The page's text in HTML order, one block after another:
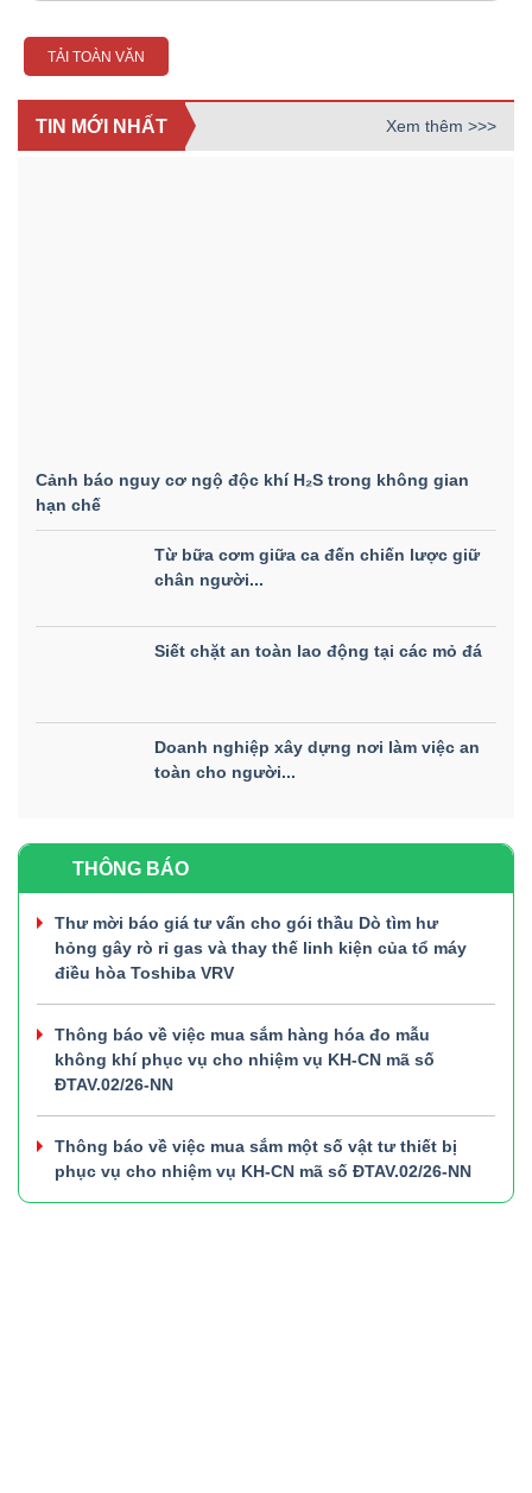
TẢI TOÀN VĂN
TIN MỚI NHẤT Xem thêm >>>
Cảnh báo nguy cơ ngộ độc khí H₂S trong không gian
hạn chế
Từ bữa cơm giữa ca đến chiến lược giữ
chân người...
Siết chặt an toàn lao động tại các mỏ đá
Doanh nghiệp xây dựng nơi làm việc an
toàn cho người...
THÔNG BÁO
Thư mời báo giá tư vấn cho gói thầu Dò tìm hư
hỏng gây rò rỉ gas và thay thế linh kiện của tổ máy
điều hòa Toshiba VRV
Thông báo về việc mua sắm hàng hóa đo mẫu
không khí phục vụ cho nhiệm vụ KH-CN mã số
ĐTAV.02/26-NN
Thông báo về việc mua sắm một số vật tư thiết bị
phục vụ cho nhiệm vụ KH-CN mã số ĐTAV.02/26-NN